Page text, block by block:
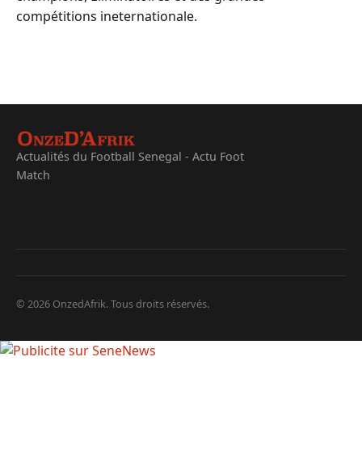
compétitions ineternationale.
Actualités du Football Senegal - Actu Foot
Match
© 2026 OnzedAfrik. Tous droits réservés.